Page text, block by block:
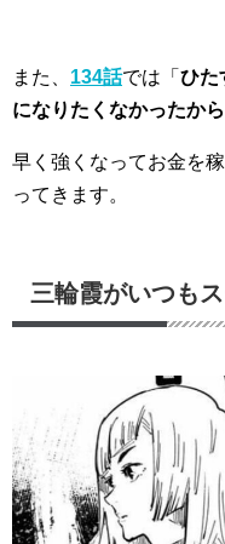
また、 134話では「 ひた
になりたくなかったから
早く強くなってお金を
ってきます。
三輪霞がいつも